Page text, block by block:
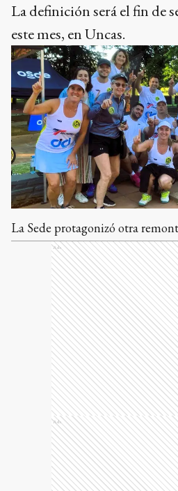
La definición será el fin de
este mes, en Uncas.
La Sede protagonizó otra
Ads
Ads